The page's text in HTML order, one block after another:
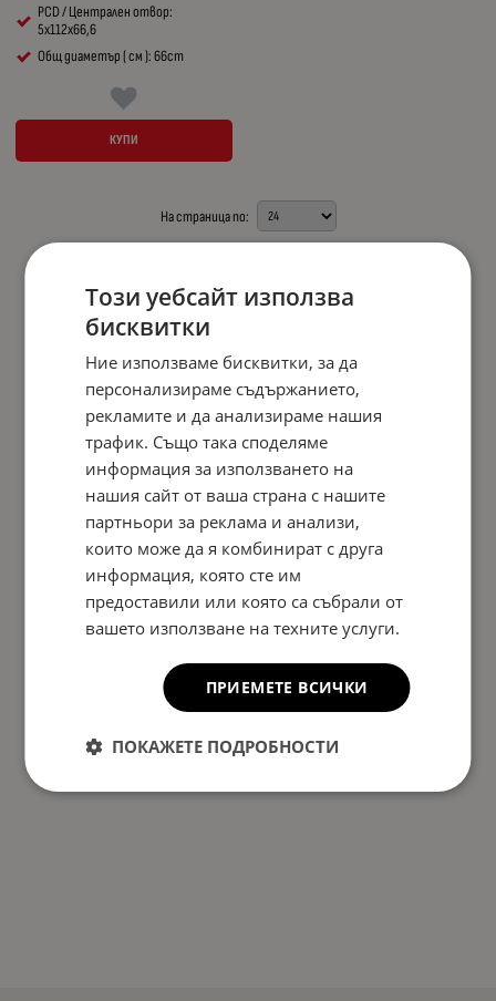
PCD / Централен отвор:
5x112x66,6
Общ диаметър ( см ): 66cm
КУПИ
На страница по:
Този уебсайт използва
бисквитки
Ние използваме бисквитки, за да
персонализираме съдържанието,
рекламите и да анализираме нашия
трафик. Също така споделяме
информация за използването на
нашия сайт от ваша страна с нашите
партньори за реклама и анализи,
които може да я комбинират с друга
информация, която сте им
предоставили или която са събрали от
вашето използване на техните услуги.
ПРИЕМЕТЕ ВСИЧКИ
ПОКАЖЕТЕ ПОДРОБНОСТИ